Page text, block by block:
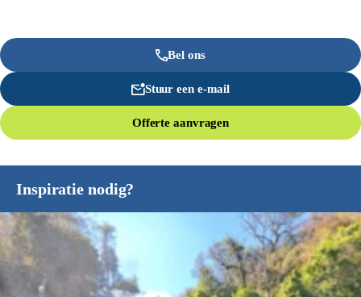
Bel ons
Stuur een e-mail
Offerte aanvragen
Inspiratie nodig?